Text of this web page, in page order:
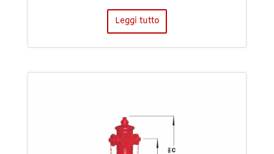
Leggi tutto